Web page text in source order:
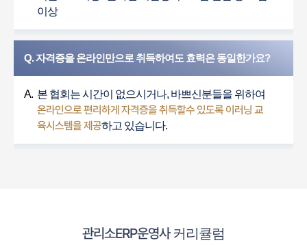
이상
Q. 자격증을 온라인만으로 취득하여도 효력은 동일한가요?
A. 본 협회는 시간이 없으시거나, 바쁘신분들을 위하여
온라인으로 편리하게 자격증을 취득할수 있도록 이러닝 교
육시스템을 제공하고 있습니다.
관리소ERP운영사 커리큘럼